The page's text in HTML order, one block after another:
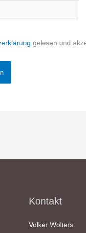
gelesen und
Kontakt
Volker Wolters